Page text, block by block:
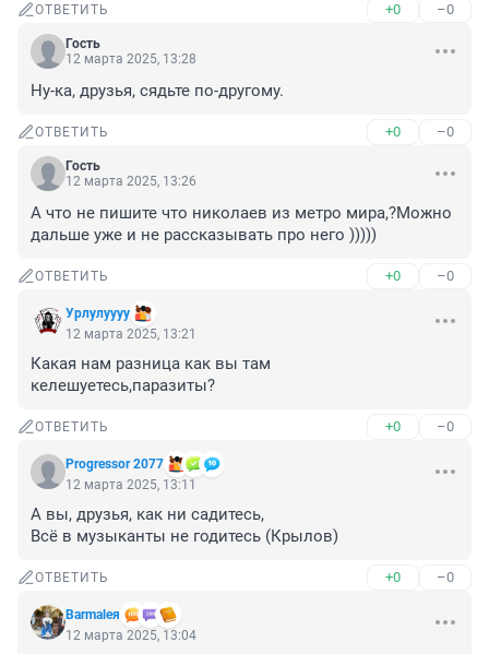
ОТВЕТИТЬ +0 –0
Гость
12 марта 2025, 13:28
Ну-ка, друзья, сядьте по-другому.
ОТВЕТИТЬ +0 –0
Гость
12 марта 2025, 13:26
А что не пишите что николаев из метро мира,?Можно
дальше уже и не рассказывать про него )))))
ОТВЕТИТЬ +0 –0
Урлулуууу
12 марта 2025, 13:21
Какая нам разница как вы там
келешуетесь,паразиты?
ОТВЕТИТЬ +0 –0
Progressor 2077
12 марта 2025, 13:11
А вы, друзья, как ни садитесь,
Всё в музыканты не годитесь (Крылов)
ОТВЕТИТЬ +0 –0
Barmaleя
12 марта 2025, 13:04